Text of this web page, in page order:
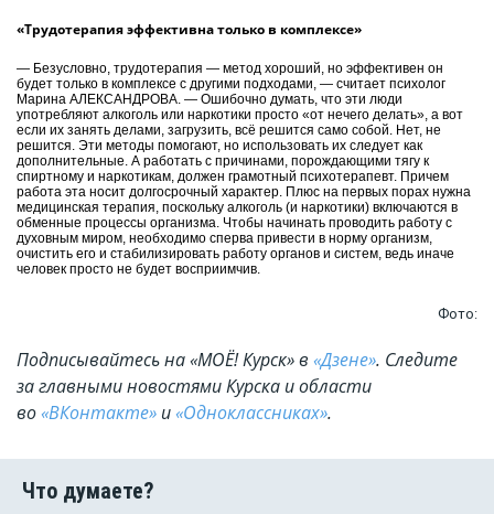
«Трудотерапия эффективна только в комплексе»
— Безусловно, трудотерапия — метод хороший, но эффективен он
будет только в комплексе с другими подходами, — считает психолог
Марина АЛЕКСАНДРОВА. — Ошибочно думать, что эти люди
употребляют алкоголь или наркотики просто «от нечего делать», а вот
если их занять делами, загрузить, всё решится само собой. Нет, не
решится. Эти методы помогают, но использовать их следует как
дополнительные. А работать с причинами, порождающими тягу к
спиртному и наркотикам, должен грамотный психотерапевт. Причем
работа эта носит долгосрочный характер. Плюс на первых порах нужна
медицинская терапия, поскольку алкоголь (и наркотики) включаются в
обменные процессы организма. Чтобы начинать проводить работу с
духовным миром, необходимо сперва привести в норму организм,
очистить его и стабилизировать работу органов и систем, ведь иначе
человек просто не будет восприимчив.
Фото:
Подписывайтесь на «МОЁ! Курск» в «Дзене». Cледите
за главными новостями Курска и области
во«ВКонтакте» и«Одноклассниках».